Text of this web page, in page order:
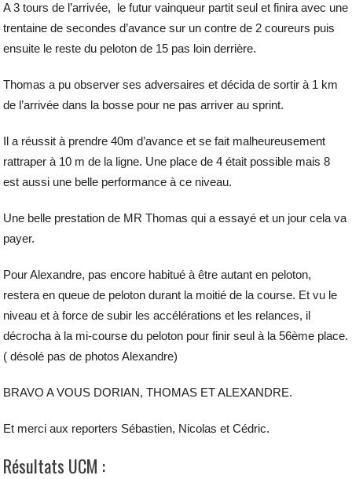
A 3 tours de l’arrivée, le futur vainqueur partit seul et finira avec une
trentaine de secondes d’avance sur un contre de 2 coureurs puis
ensuite le reste du peloton de 15 pas loin derrière.
Thomas a pu observer ses adversaires et décida de sortir à 1 km
de l’arrivée dans la bosse pour ne pas arriver au sprint.
Il a réussit à prendre 40m d’avance et se fait malheureusement
rattraper à 10 m de la ligne. Une place de 4 était possible mais 8
est aussi une belle performance à ce niveau.
Une belle prestation de MR Thomas qui a essayé et un jour cela va
payer.
Pour Alexandre, pas encore habitué à être autant en peloton,
restera en queue de peloton durant la moitié de la course. Et vu le
niveau et à force de subir les accélérations et les relances, il
décrocha à la mi-course du peloton pour finir seul à la 56ème place.
( désolé pas de photos Alexandre)
BRAVO A VOUS DORIAN, THOMAS ET ALEXANDRE.
Et merci aux reporters Sébastien, Nicolas et Cédric.
Résultats UCM :